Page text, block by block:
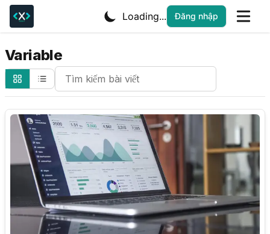
Loading... Đăng nhập
Variable
Search Cheatsheets